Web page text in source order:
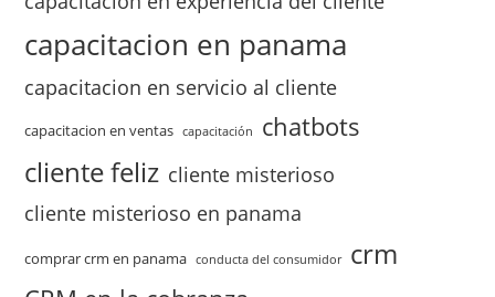
capacitacion en panama
capacitacion en servicio al cliente
capacitacion en ventas capacitación chatbots
cliente feliz cliente misterioso
cliente misterioso en panama
comprar crm en panama conducta del consumidor crm